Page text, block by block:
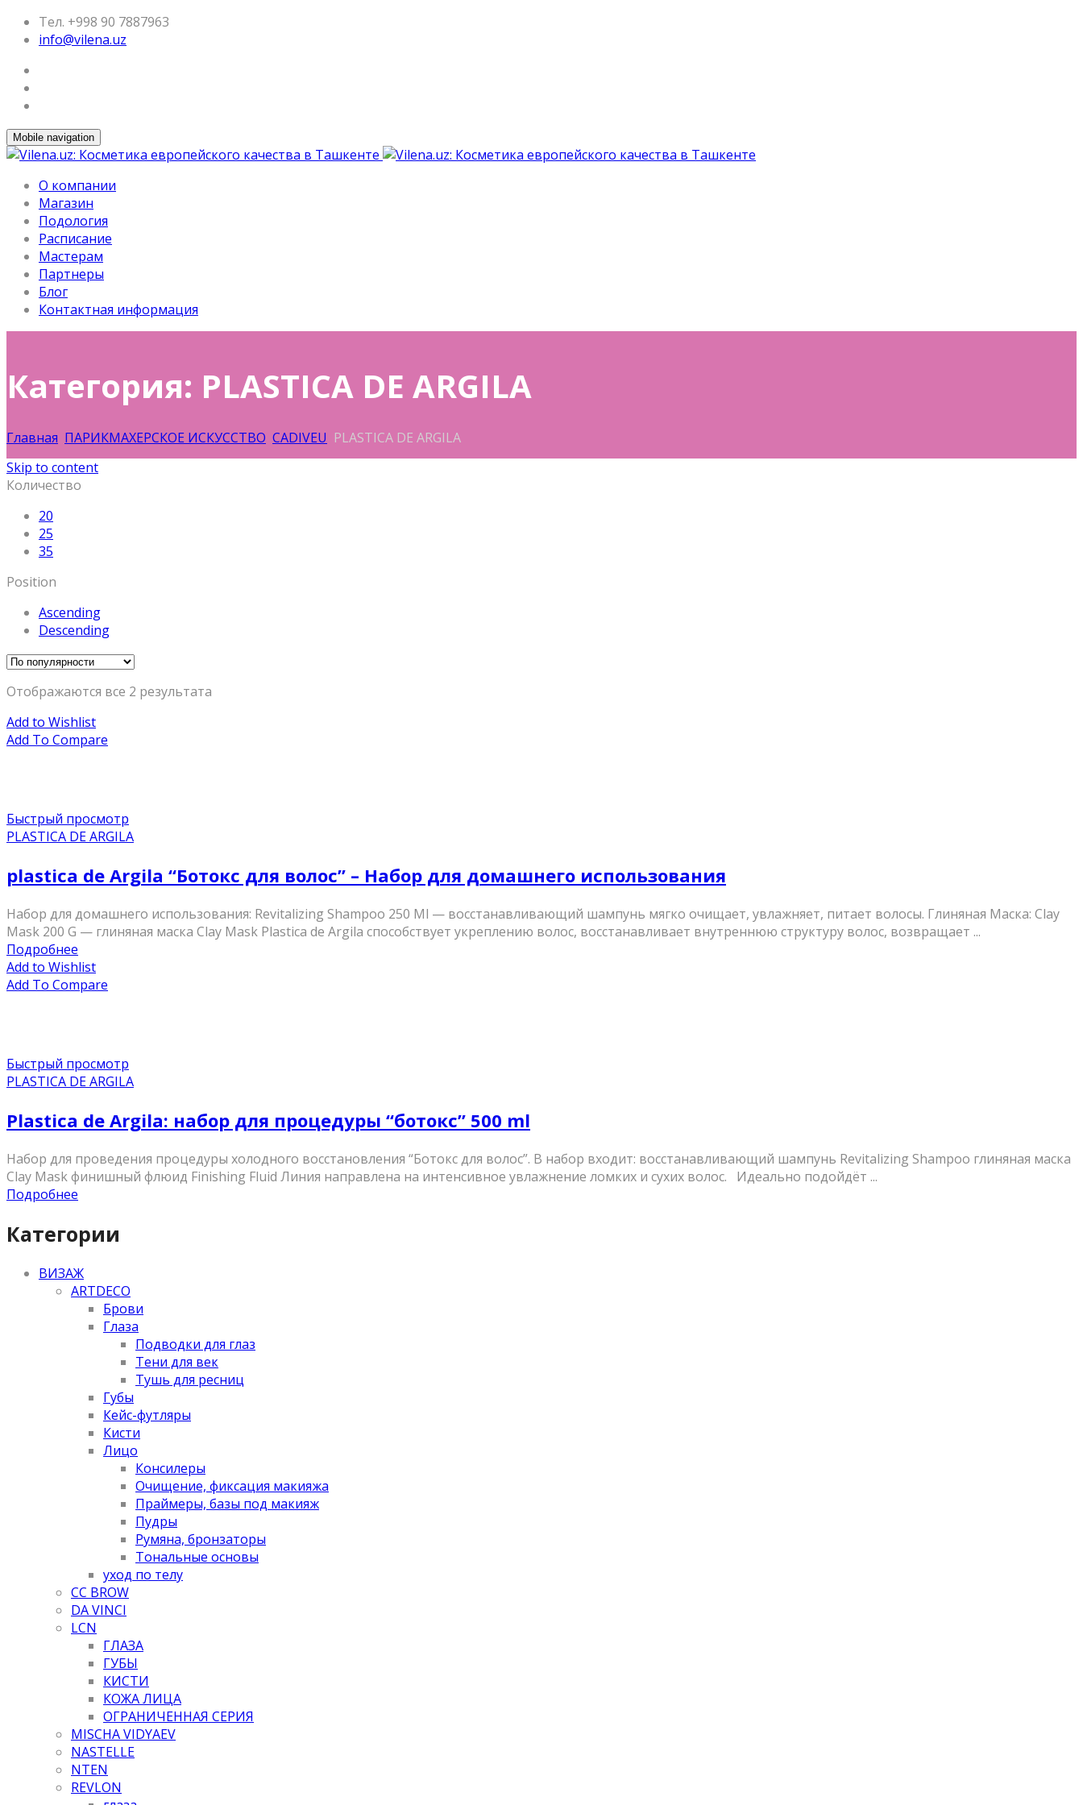
Тел. +998 90 7887963
info@vilena.uz
Mobile navigation
О компании
Магазин
Подология
Расписание
Мастерам
Партнеры
Блог
Контактная информация
Категория: PLASTICA DE ARGILA
Главная ПАРИКМАХЕРСКОЕ ИСКУССТВО CADIVEU PLASTICA DE ARGILA
Skip to content
Количество
20
25
35
Position
Ascending
Descending
Отображаются все 2 результата
Add to Wishlist
Add To Compare
Быстрый просмотр
PLASTICA DE ARGILA
plastica de Argila “Ботокс для волос” – Набор для домашнего использования
Набор для домашнего использования: Revitalizing Shampoo 250 Ml — восстанавливающий шампунь мягко очищает, увлажняет, питает волосы. Глиняная Маска: Clay
Mask 200 G — глиняная маска Clay Mask Plastica de Argila способствует укреплению волос, восстанавливает внутреннюю структуру волос, возвращает ...
Подробнее
Add to Wishlist
Add To Compare
Быстрый просмотр
PLASTICA DE ARGILA
Plastica de Argila: набор для процедуры “ботокс” 500 ml
Набор для проведения процедуры холодного восстановления “Ботокс для волос”. В набор входит: восстанавливающий шампунь Revitalizing Shampoo глиняная маска
Clay Mask финишный флюид Finishing Fluid Линия направлена на интенсивное увлажнение ломких и сухих волос. Идеально подойдёт ...
Подробнее
Категории
ВИЗАЖ
ARTDECO
Брови
Глаза
Подводки для глаз
Тени для век
Тушь для ресниц
Губы
Кейс-футляры
Кисти
Лицо
Консилеры
Очищение, фиксация макияжа
Праймеры, базы под макияж
Пудры
Румяна, бронзаторы
Тональные основы
уход по телу
CC BROW
DA VINCI
LCN
ГЛАЗА
ГУБЫ
КИСТИ
КОЖА ЛИЦА
ОГРАНИЧЕННАЯ СЕРИЯ
MISCHA VIDYAEV
NASTELLE
NTEN
REVLON